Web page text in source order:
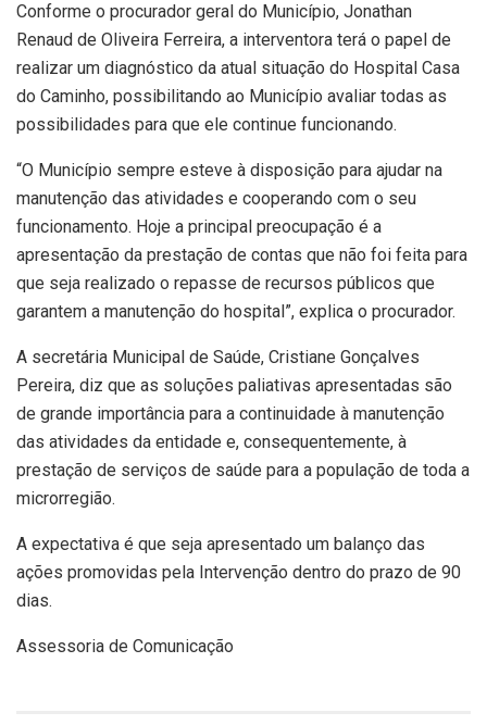
Conforme o procurador geral do Município, Jonathan
Renaud de Oliveira Ferreira, a interventora terá o papel de
realizar um diagnóstico da atual situação do Hospital Casa
do Caminho, possibilitando ao Município avaliar todas as
possibilidades para que ele continue funcionando.
“O Município sempre esteve à disposição para ajudar na
manutenção das atividades e cooperando com o seu
funcionamento. Hoje a principal preocupação é a
apresentação da prestação de contas que não foi feita para
que seja realizado o repasse de recursos públicos que
garantem a manutenção do hospital”, explica o procurador.
A secretária Municipal de Saúde, Cristiane Gonçalves
Pereira, diz que as soluções paliativas apresentadas são
de grande importância para a continuidade à manutenção
das atividades da entidade e, consequentemente, à
prestação de serviços de saúde para a população de toda a
microrregião.
A expectativa é que seja apresentado um balanço das
ações promovidas pela Intervenção dentro do prazo de 90
dias.
Assessoria de Comunicação